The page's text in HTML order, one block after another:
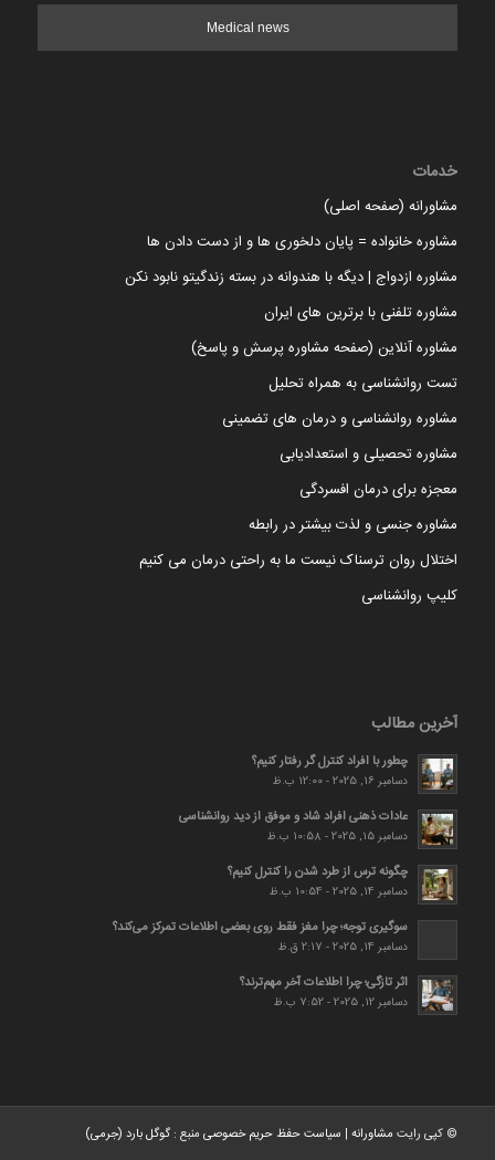
Medical news
خدمات
مشاورانه (صفحه اصلی)
مشاوره خانواده = پایان دلخوری ها و از دست دادن ها
مشاوره ازدواج | دیگه با هندوانه در بسته زندگیتو نابود نکن
مشاوره تلفنی با برترین های ایران
مشاوره آنلاین (صفحه مشاوره پرسش و پاسخ)
تست روانشناسی به همراه تحلیل
مشاوره روانشناسی و درمان های تضمینی
مشاوره تحصیلی و استعدادیابی
معجزه برای درمان افسردگی
مشاوره جنسی و لذت بیشتر در رابطه
اختلال روان ترسناک نیست ما به راحتی درمان می کنیم
کلیپ روانشناسی
آخرین مطالب
چطور با افراد کنترل گر رفتار کنیم؟
دسامبر 16, 2025 - 12:00 ب.ظ
عادات ذهنی افراد شاد و موفق از دید روانشناسی
دسامبر 15, 2025 - 10:58 ب.ظ
چگونه ترس از طرد شدن را کنترل کنیم؟
دسامبر 14, 2025 - 10:54 ب.ظ
سوگیری توجه؛ چرا مغز فقط روی بعضی اطلاعات تمرکز می‌کند؟
دسامبر 14, 2025 - 2:17 ق.ظ
اثر تازگی؛ چرا اطلاعات آخر مهم‌ترند؟
دسامبر 12, 2025 - 7:52 ب.ظ
© کپی رایت مشاورانه| سیاست حفظ حریم خصوصیمنبع :گوگل بارد (جرمی)